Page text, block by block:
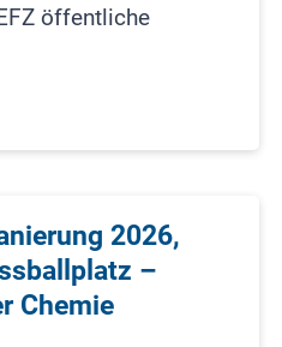
öffentliche
2026,
–
Chemie